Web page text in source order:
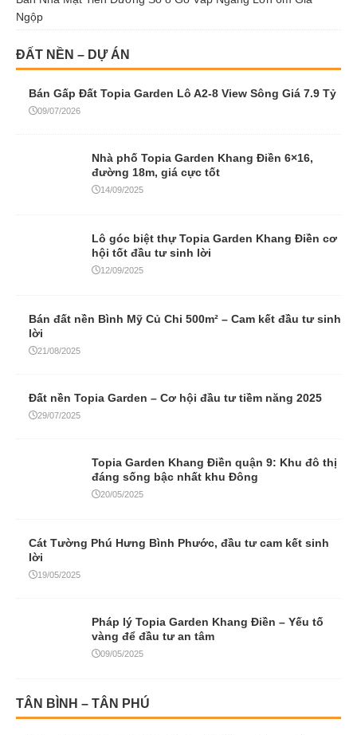
Ngộp
ĐẤT NỀN – DỰ ÁN
Bán Gấp Đất Topia Garden Lô A2-8 View Sông Giá 7.9 Tỷ
09/07/2026
Nhà phố Topia Garden Khang Điền 6×16,
đường 18m, giá cực tốt
14/09/2025
Lô góc biệt thự Topia Garden Khang Điền cơ
hội tốt đầu tư sinh lời
12/09/2025
Bán đất nền Bình Mỹ Củ Chi 500m² – Cam kết đầu tư sinh
lời
21/08/2025
Đất nền Topia Garden – Cơ hội đầu tư tiềm năng 2025
29/07/2025
Topia Garden Khang Điền quận 9: Khu đô thị
đáng sống bậc nhất khu Đông
20/05/2025
Cát Tường Phú Hưng Bình Phước, đầu tư cam kết sinh
lời
19/05/2025
Pháp lý Topia Garden Khang Điền – Yếu tố
vàng để đầu tư an tâm
09/05/2025
TÂN BÌNH – TÂN PHÚ